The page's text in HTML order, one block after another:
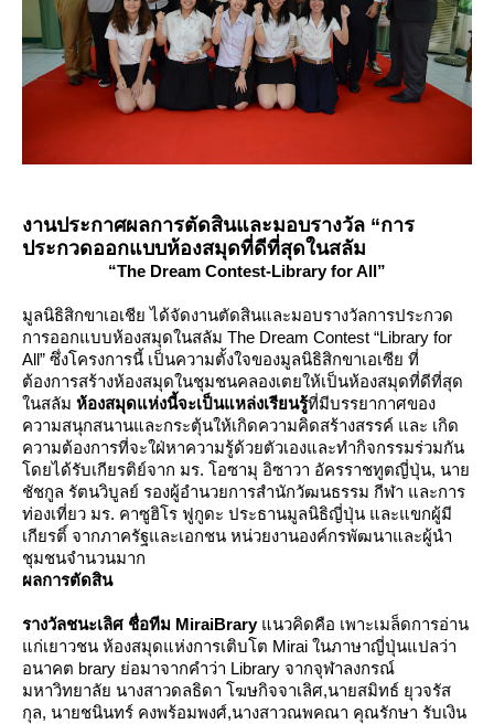
งานประกาศผลการตัดสินและมอบรางวัล “การ
ประกวดออกแบบห้องสมุดที่ดีที่สุดในสลัม
“The Dream Contest-Library for All”
มูลนิธิสิกขาเอเชีย ได้จัดงานตัดสินและมอบรางวัลการประกวด
การออกแบบห้องสมุดในสลัม The Dream Contest “Library for
All” ซึ่งโครงการนี้ เป็นความตั้งใจของมูลนิธิสิกขาเอเซีย ที่
ต้องการสร้างห้องสมุดในชุมชนคลองเตยให้เป็นห้องสมุดที่ดีที่สุด
นสลัม ห้องสมุดแห่งนี้จะเป็นแหล่งเรียนรู้ที่มีบรรยากาศของ
ความสนุกสนานและกระตุ้นให้เกิดความคิดสร้างสรรค์ และ เกิด
ความต้องการที่จะใฝ่หาความรู้ด้วยตัวเองและทำกิจกรรมร่วมกัน
ดยได้รับเกียรติย์จาก มร. โอซามุ อิซาวา อัครราชทูตญี่ปุ่น, นา
ชัชกูล รัตนวิบูลย์ รองผู้อำนวยการสำนักวัฒนธรรม กีฬา และการ
ท่องเที่ยว มร. คาซูฮิโร ฟูกูดะ ประธานมูลนิธิญี่ปุ่น และแขกผู้มี
เกียรติ์ จากภาครัฐและเอกชน หน่วยงานองค์กรพัฒนาและผู้นำ
ชุมชนจำนวนมาก
ผลการตัดสิน
รางวัลชนะเลิศ ชื่อทีม MiraiBraryนวคิดคือ เพาะเมล็ดการอ่าน
ก่เยาวชน ห้องสมุดแห่งการเติบโต Mirai ในภาษาญี่ปุ่นแปลว่า
อนาคต brary ย่อมาจากคำว่า Library จากจุฬาลงกรณ์
มหาวิทยาลัย นางสาวดลธิดา โฆษกิจจาเลิศ,นายสมิทธ์ ยุวจรัส
กุล, นายชนินทร์ คงพร้อมพงศ์,นางสาวณพคณา คุณรักษา รับเงิน